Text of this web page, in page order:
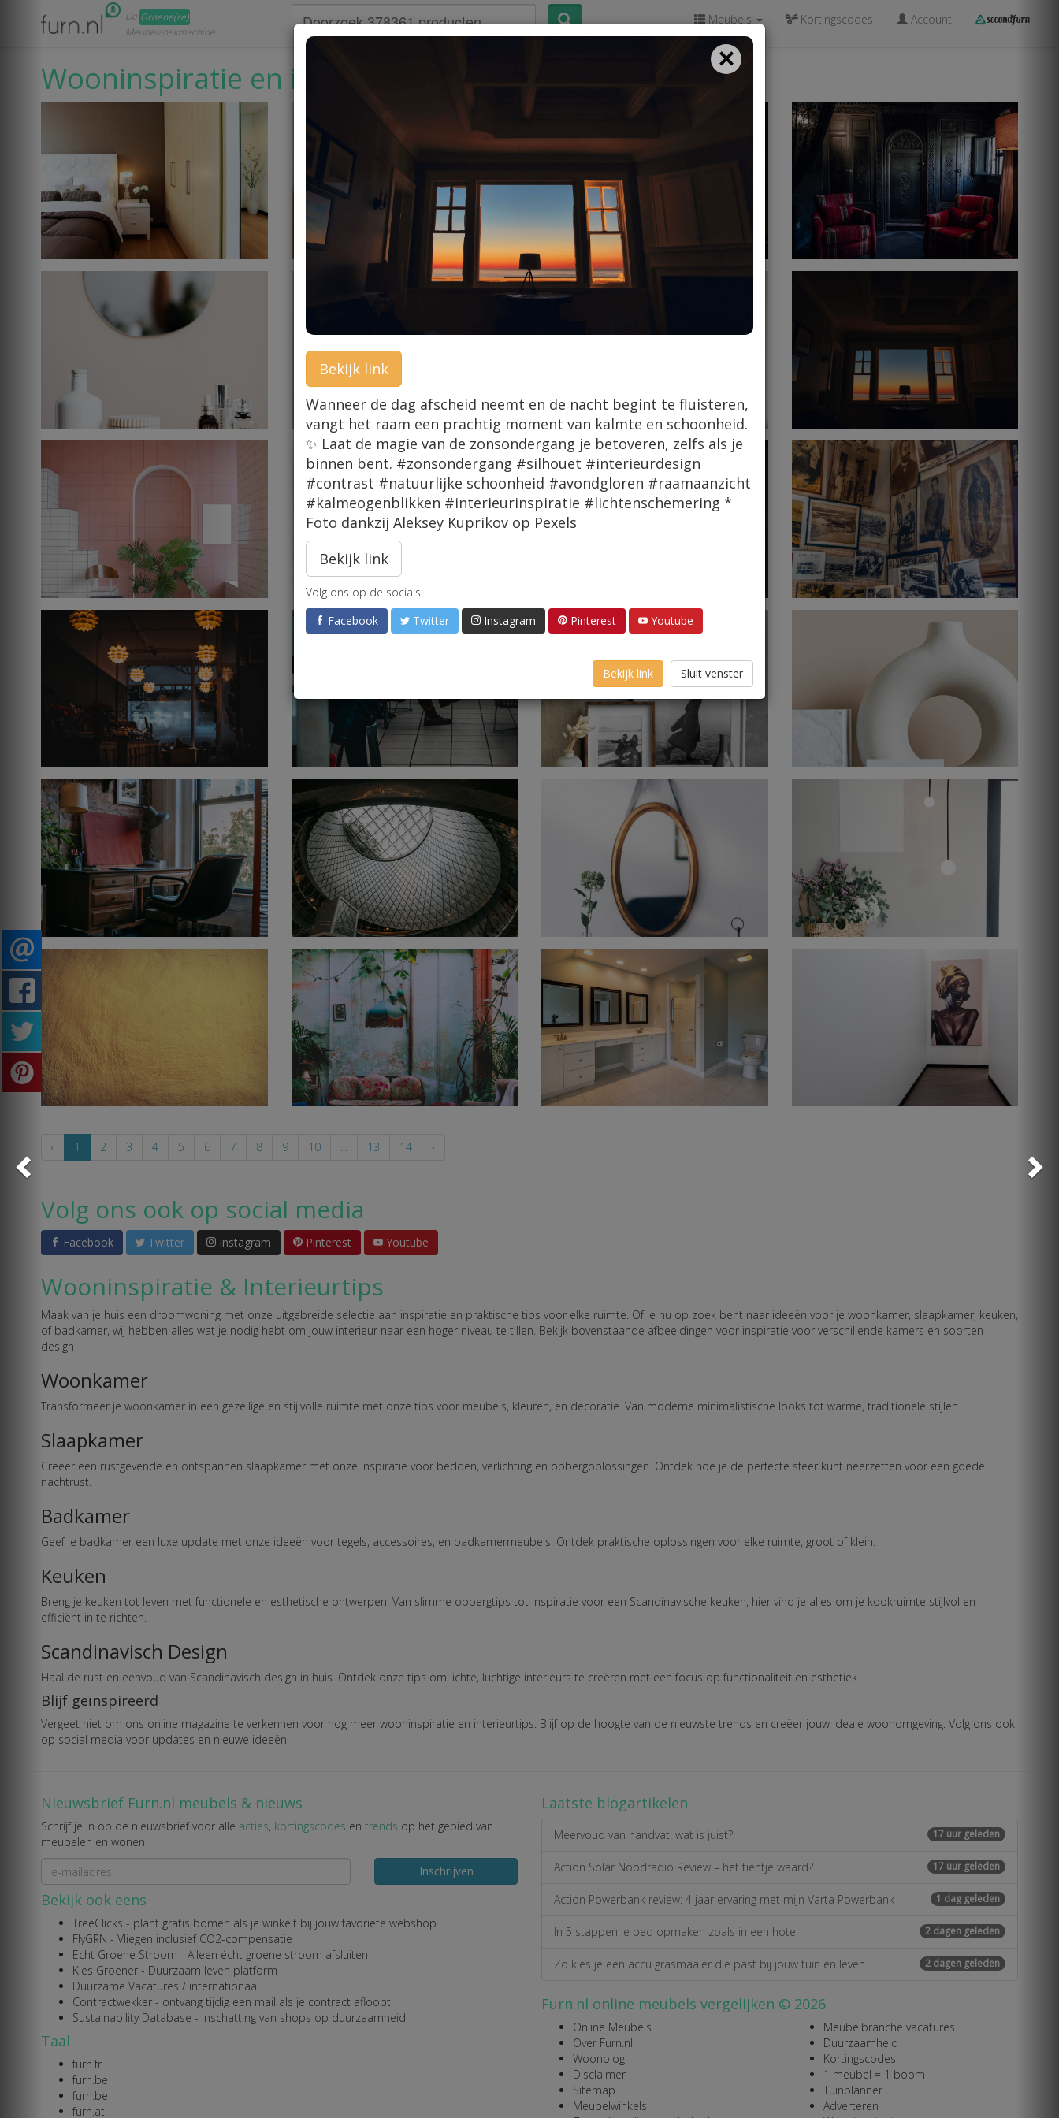
De Groene(re)
Meubelzoekmachine
Meubels Kortingscodes Account
Wooninspiratie en interieurinspiratie
×
Bekijk link
Wanneer de dag afscheid neemt en de nacht begint te fluisteren,
vangt het raam een prachtig moment van kalmte en schoonheid.
✨ Laat de magie van de zonsondergang je betoveren, zelfs als je
binnen bent. #zonsondergang #silhouet #interieurdesign
#contrast #natuurlijke schoonheid #avondgloren #raamaanzicht
#kalmeogenblikken #interieurinspiratie #lichtenschemering *
Foto dankzij Aleksey Kuprikov op Pexels
Bekijk link
Volg ons op de socials:
Facebook
Twitter Instagram Pinterest Youtube
Bekijk link Sluit venster
‹ 1 2 3 4 5 6 7 8 9 10 ... 13 14 ›
Volg ons ook op social media
Facebook Twitter Instagram Pinterest Youtube
Wooninspiratie & Interieurtips
Maak van je huis een droomwoning met onze uitgebreide selectie aan inspiratie en praktische tips voor elke ruimte. Of je nu op zoek bent naar ideeën voor je woonkamer, slaapkamer, keuken,
of badkamer, wij hebben alles wat je nodig hebt om jouw interieur naar een hoger niveau te tillen. Bekijk bovenstaande afbeeldingen voor inspiratie voor verschillende kamers en soorten
design
Woonkamer
Transformeer je woonkamer in een gezellige en stijlvolle ruimte met onze tips voor meubels, kleuren, en decoratie. Van moderne minimalistische looks tot warme, traditionele stijlen.
Slaapkamer
Creëer een rustgevende en ontspannen slaapkamer met onze inspiratie voor bedden, verlichting en opbergoplossingen. Ontdek hoe je de perfecte sfeer kunt neerzetten voor een goede
nachtrust.
Badkamer
Geef je badkamer een luxe update met onze ideeën voor tegels, accessoires, en badkamermeubels. Ontdek praktische oplossingen voor elke ruimte, groot of klein.
Keuken
Breng je keuken tot leven met functionele en esthetische ontwerpen. Van slimme opbergtips tot inspiratie voor een Scandinavische keuken, hier vind je alles om je kookruimte stijlvol en
efficiënt in te richten.
Scandinavisch Design
Haal de rust en eenvoud van Scandinavisch design in huis. Ontdek onze tips om lichte, luchtige interieurs te creëren met een focus op functionaliteit en esthetiek.
Blijf geïnspireerd
Vergeet niet om ons online magazine te verkennen voor nog meer wooninspiratie en interieurtips. Blijf op de hoogte van de nieuwste trends en creëer jouw ideale woonomgeving. Volg ons ook
op social media voor updates en nieuwe ideeën!
Nieuwsbrief Furn.nl meubels & nieuws
Schrijf je in op de nieuwsbrief voor alle acties, kortingscodes en trends op het gebied van
meubelen en wonen
Inschrijven
Bekijk ook eens
TreeClicks - plant gratis bomen als je winkelt bij jouw favoriete webshop
FlyGRN - Vliegen inclusief CO2-compensatie
Echt Groene Stroom - Alleen écht groene stroom afsluiten
Kies Groener - Duurzaam leven platform
Duurzame Vacatures / internationaal
Contractwekker - ontvang tijdig een mail als je contract afloopt
Sustainability Database - inschatting van shops op duurzaamheid
Taal
furn.fr
furn.be
furn.be
furn.at
Laatste blogartikelen
17 uur geleden
Meervoud van handvat: wat is juist?
17 uur geleden
Action Solar Noodradio Review – het tientje waard?
1 dag geleden
Action Powerbank review: 4 jaar ervaring met mijn Varta Powerbank
2 dagen geleden
In 5 stappen je bed opmaken zoals in een hotel
2 dagen geleden
Zo kies je een accu grasmaaier die past bij jouw tuin en leven
Furn.nl online meubels vergelijken © 2026
Online Meubels
Over Furn.nl
Woonblog
Disclaimer
Sitemap
Meubelwinkels
Meubelbranche vacatures
Duurzaamheid
Kortingscodes
1 meubel = 1 boom
Tuinplanner
Adverteren